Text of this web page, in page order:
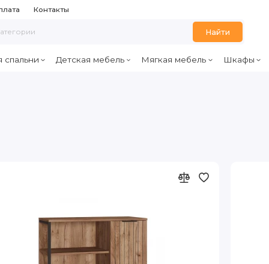
Контакты
Найти
спальни Детская мебель Мягкая мебель Шкафы